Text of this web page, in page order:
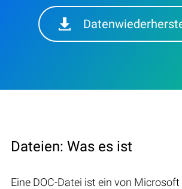
Dateien: Was es ist
Eine DOC-Datei ist ein von